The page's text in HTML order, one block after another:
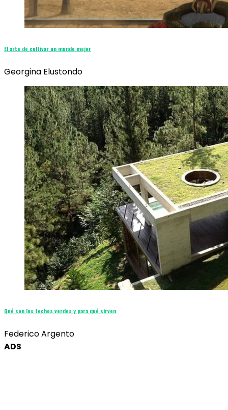
El arte de cultivar un mundo mejor
Georgina Elustondo
Qué son los techos verdes y para qué sirven
Federico Argento
ADS